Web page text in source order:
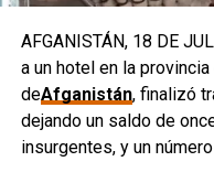
AFGANISTÁN, 18 DE
a un hotel en la
deAfganistán, finalizó
dejando un saldo de
insurgentes, y un